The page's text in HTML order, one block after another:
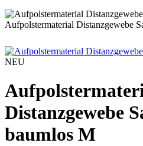
Aufpolstermaterial Distanzgewebe
NEU
Distanzgewebe
baumlos M